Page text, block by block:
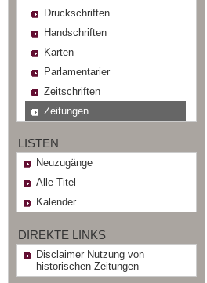
Druckschriften
Handschriften
Karten
Parlamentarier
Zeitschriften
Zeitungen
LISTEN
Neuzugänge
Alle Titel
Kalender
DIREKTE LINKS
Disclaimer Nutzung von
historischen Zeitungen